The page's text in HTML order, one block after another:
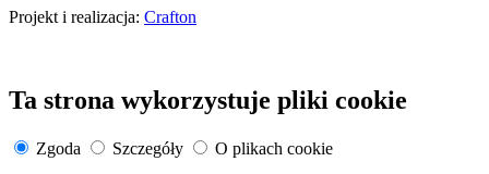
Projekt i realizacja: Crafton
Ta strona wykorzystuje pliki cookie
Zgoda Szczegóły
O plikach cookie